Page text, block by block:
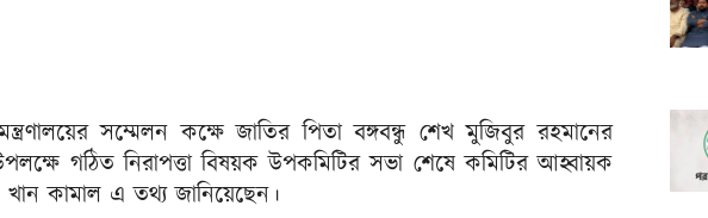
মন্ত্রণালয়ের সম্মেলন কক্ষে জাতির পিতা বঙ্গবন্ধু শেখ মুজিবুর রহমানের
গঠিত নিরাপত্তা বিষয়ক উপকমিটির সভা শেষে কমিটির আহ্বায়ক
খান কামাল এ তথ্য জানিয়েছেন।